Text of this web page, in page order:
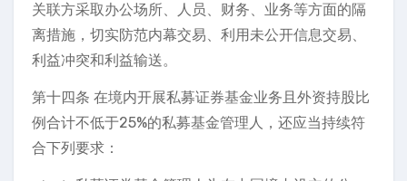
关联方采取办公场所、人员、财务、业务等方面的隔
离措施，切实防范内幕交易、利用未公开信息交易、
利益冲突和利益输送。
第十四条 在境内开展私募证券基金业务且外资持股比
例合计不低于25%的私募基金管理人，还应当持续符
合下列要求：